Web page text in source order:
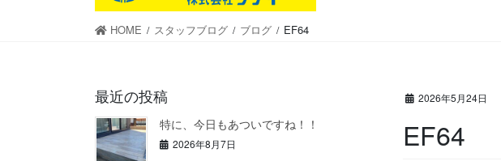
HOME スタッフブログ ブログ EF64
2026年5月24日
EF64
最近の投稿
特に、今日もあついですね！！
2026年8月7日